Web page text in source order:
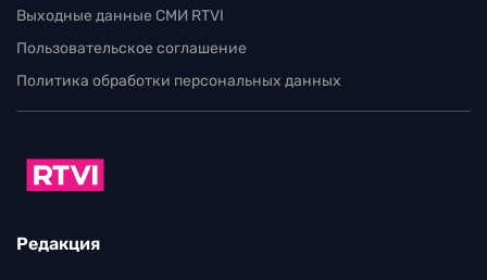
Выходные данные СМИ RTVI
Пользовательское соглашение
Политика обработки персональных данных
Редакция